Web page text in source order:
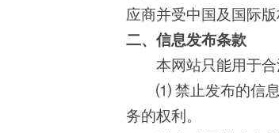
应商并受中国及国际
二、信息发布条款
本网站只能用于合
⑴ 禁止发布的信息
务的权利。